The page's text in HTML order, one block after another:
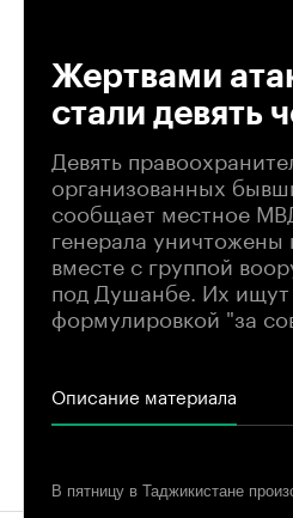
Жертвами
стали девять
Девять
организованных
сообщает местное
генерала
вместе с группой
под Душанбе. Их ищут
формулировкой "за
Описание материала
В пятницу в Таджикистане